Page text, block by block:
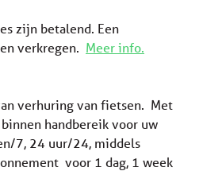
zijn betalend. Een
verkregen. Meer info.
verhuring van fietsen. Met
handbereik voor uw
7, 24 uur/24, middels
voor 1 dag, 1 week